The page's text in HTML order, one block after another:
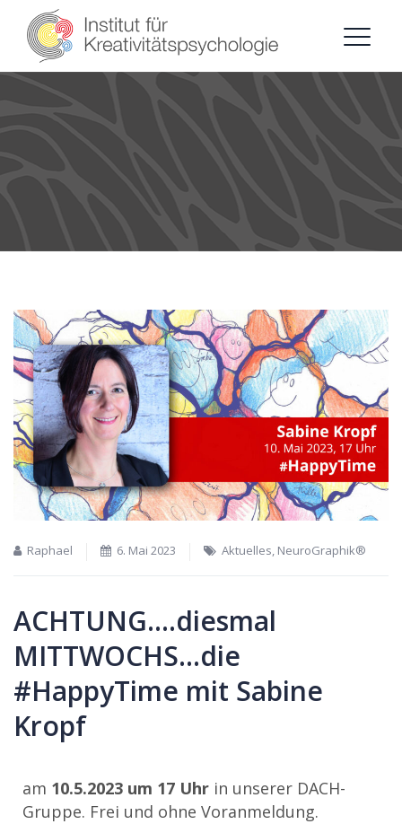
Raphael 6. Mai 2023 Aktuelles, NeuroGraphik®
ACHTUNG….diesmal
MITTWOCHS…die
#HappyTime mit Sabine
Kropf
am 10.5.2023 um 17 Uhr in unserer DACH-
Gruppe. Frei und ohne Voranmeldung.